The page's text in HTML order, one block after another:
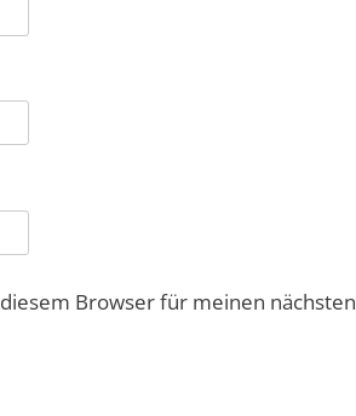
Browser für meinen nächsten